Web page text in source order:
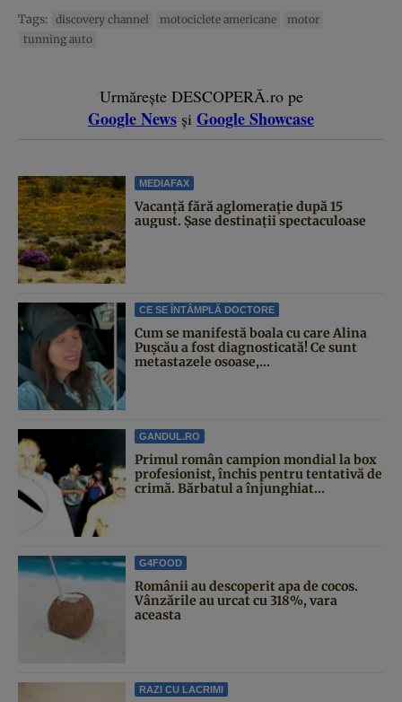
Tags: discovery channel motociclete americane
motor
tunning auto
Urmărește DESCOPERĂ.ro pe
Google News și Google Showcase
MEDIAFAX
Vacanță fără aglomerație după 15
august. Șase destinații spectaculoase
CE SE ÎNTÂMPLĂ DOCTORE
Cum se manifestă boala cu care Alina
Pușcău a fost diagnosticată! Ce sunt
metastazele osoase,...
GANDUL.RO
Primul român campion mondial la box
profesionist, închis pentru tentativă de
crimă. Bărbatul a înjunghiat...
G4FOOD
Românii au descoperit apa de cocos.
Vânzările au urcat cu 318%, vara
aceasta
RAZI CU LACRIMI